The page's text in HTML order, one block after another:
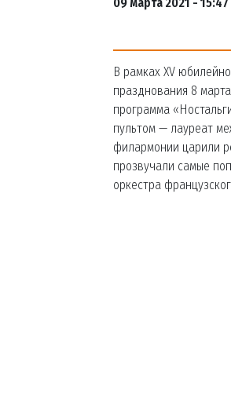
В рамках XV
празднования 8
программа
пультом — лауреат
филармонии царили
прозвучали самые
оркестра